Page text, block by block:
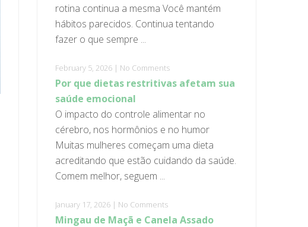
rotina continua a mesma Você mantém
hábitos parecidos. Continua tentando
fazer o que sempre ...
February 5, 2026 | No Comments
Por que dietas restritivas afetam sua
saúde emocional
O impacto do controle alimentar no
cérebro, nos hormônios e no humor
Muitas mulheres começam uma dieta
acreditando que estão cuidando da saúde.
Comem melhor, seguem ...
January 17, 2026 | No Comments
Mingau de Maçã e Canela Assado